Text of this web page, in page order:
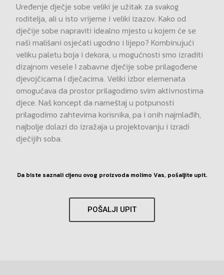
Uređenje dječje sobe veliki je užitak za svakog
roditelja, ali u isto vrijeme i veliki izazov. Kako od
dječije sobe napraviti idealno mjesto u kojem će se
naši mališani osjećati ugodno i lijepo? Kombinujući
veliku paletu boja i dekora, u mogućnosti smo izraditi
dizajnom vesele I zabavne dječije sobe prilagođene
djevojčicama I dječacima. Veliki izbor elemenata
omogućava da prostor prilagodimo svim aktivnostima
djece. Naš koncept da nameštaj u potpunosti
prilagodimo zahtevima korisnika, pa i onih najmlađih,
najbolje dolazi do izražaja u projektovanju i izradi
dječijih soba.
Da biste saznali cijenu ovog proizvoda molimo Vas, pošaljite upit.
POŠALJI UPIT